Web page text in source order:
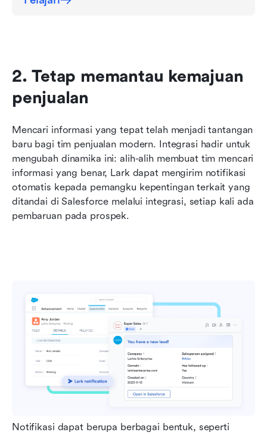
2. Tetap memantau kemajuan
penjualan
Mencari informasi yang tepat telah menjadi tantangan
baru bagi tim penjualan modern. Integrasi hadir untuk
mengubah dinamika ini: alih-alih membuat tim mencari
informasi yang benar, Lark dapat mengirim notifikasi
otomatis kepada pemangku kepentingan terkait yang
ditandai di Salesforce melalui integrasi, setiap kali ada
pembaruan pada prospek.
Notifikasi dapat berupa berbagai bentuk, seperti